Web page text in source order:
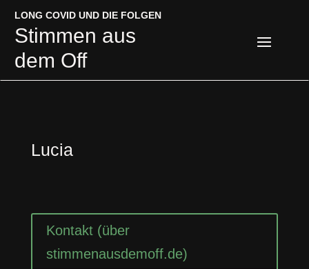
LONG COVID UND DIE FOLGEN
Stimmen aus
dem Off
LONG COVID UND DIE FOLGEN
Stimmen aus
dem Off
Lucia
Kontakt (über
stimmenausdemoff.de)